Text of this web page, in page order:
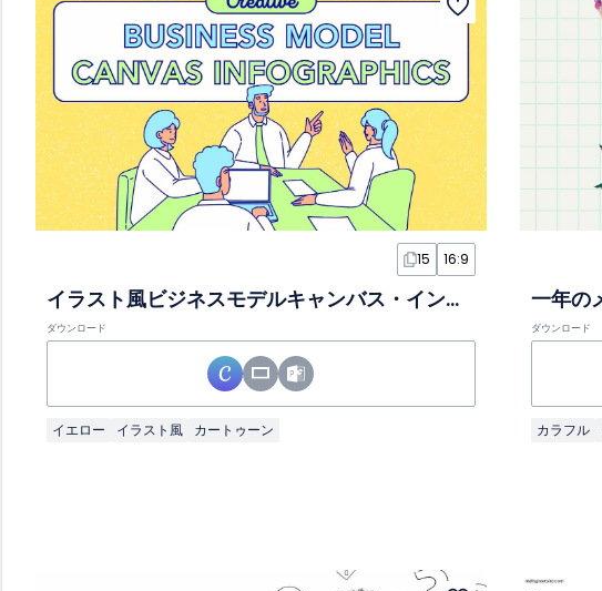
15 16:9
イラスト風ビジネスモデルキャンバス・インフォグラフィックスライド
ダウンロード
イエロー イラスト風 カートゥーン
一年の
ダウンロード
カラフル